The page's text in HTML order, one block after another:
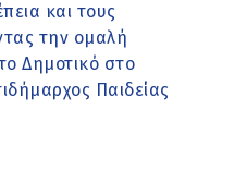
και τους
την ομαλή
Δημοτικό στο
Παιδείας